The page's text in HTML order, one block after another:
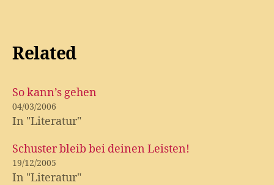
Related
So kann’s gehen
04/03/2006
In "Literatur"
Schuster bleib bei deinen Leisten!
19/12/2005
In "Literatur"